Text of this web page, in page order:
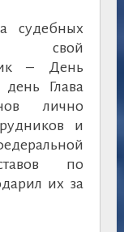
судебных
свой
– День
день Глава
лично
и
по
их за